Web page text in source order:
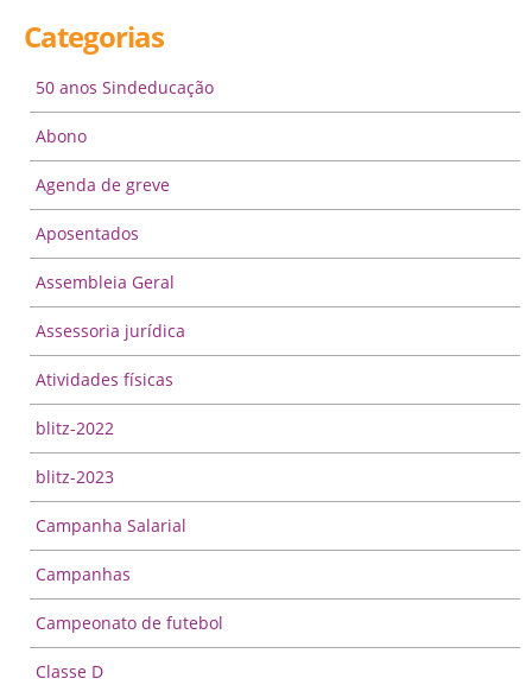
Categorias
50 anos Sindeducação
Abono
Agenda de greve
Aposentados
Assembleia Geral
Assessoria jurídica
Atividades físicas
blitz-2022
blitz-2023
Campanha Salarial
Campanhas
Campeonato de futebol
Classe D